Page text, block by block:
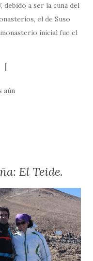
debido a ser la cuna del
el de Suso
inicial fue el
aún
El Teide.